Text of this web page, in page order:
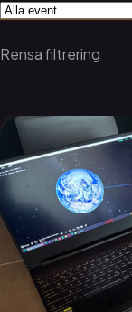
Rensa filtrering